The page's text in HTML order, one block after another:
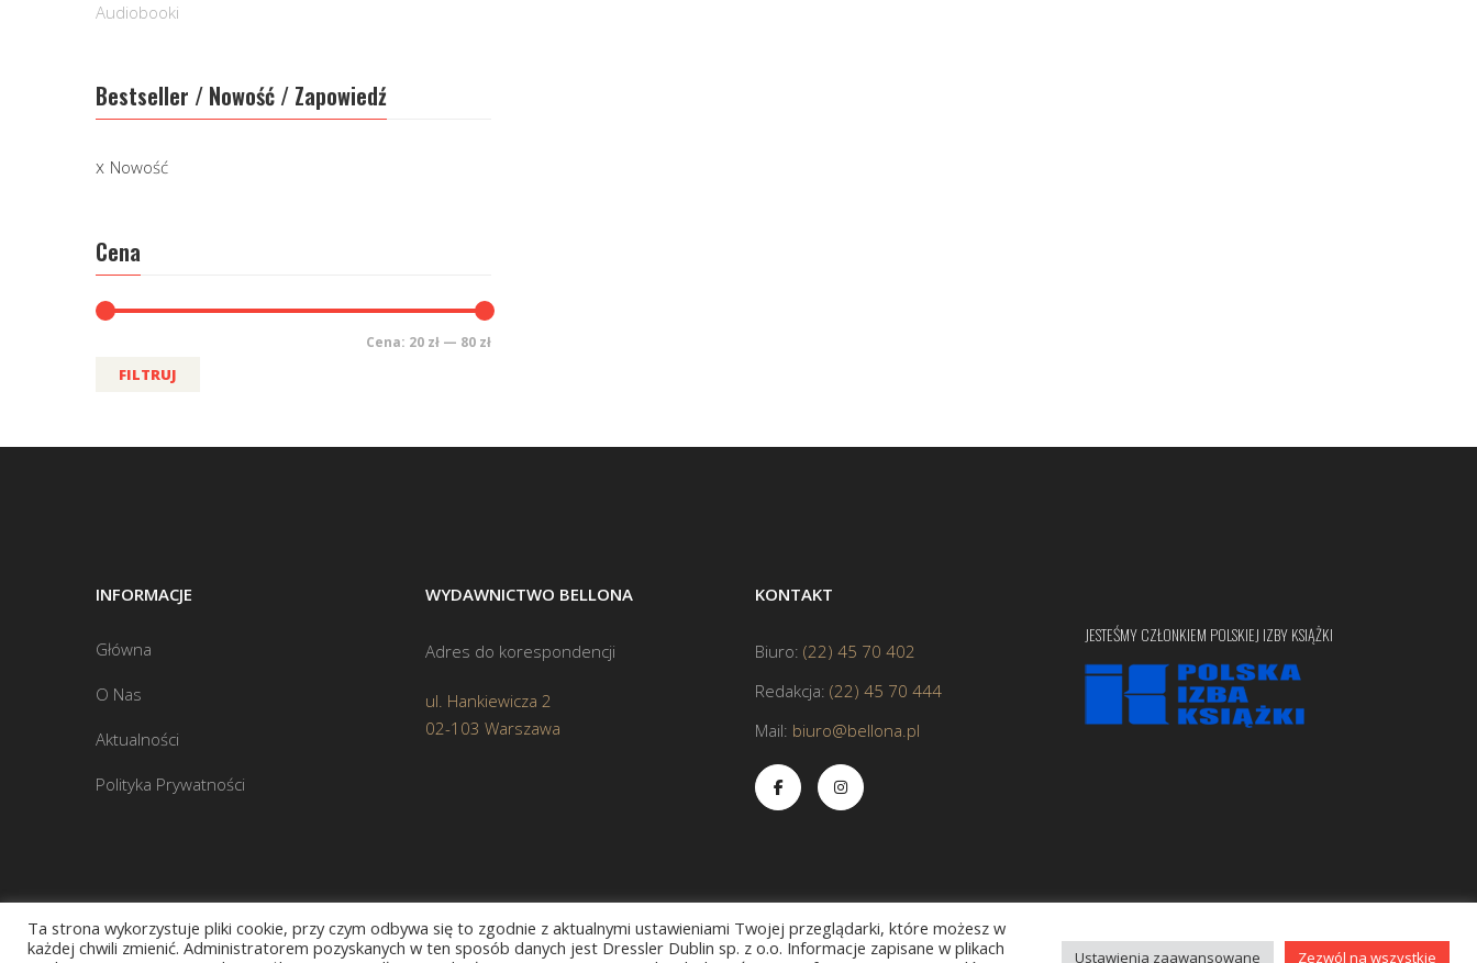
Audiobooki
Bestseller / Nowość / Zapowiedź
Nowość
Cena
FILTRUJ
Cena: 20 zł — 80 zł
INFORMACJE
Główna
O Nas
Aktualności
Polityka Prywatności
WYDAWNICTWO BELLONA
Adres do korespondencji
ul. Hankiewicza 2
02-103 Warszawa
KONTAKT
Biuro: (22) 45 70 402
Redakcja: (22) 45 70 444
Mail: biuro@bellona.pl
JESTEŚMY CZŁONKIEM POLSKIEJ IZBY KSIĄŻKI
Copyright © 2020 bellona.pl
Ta strona wykorzystuje pliki cookie, przy czym odbywa się to zgodnie z aktualnymi ustawieniami Twojej przeglądarki, które możesz w
każdej chwili zmienić. Administratorem pozyskanych w ten sposób danych jest Dressler Dublin sp. z o.o. Informacje zapisane w plikach
Ustawienia zaawansowane Zezwól na wszystkie